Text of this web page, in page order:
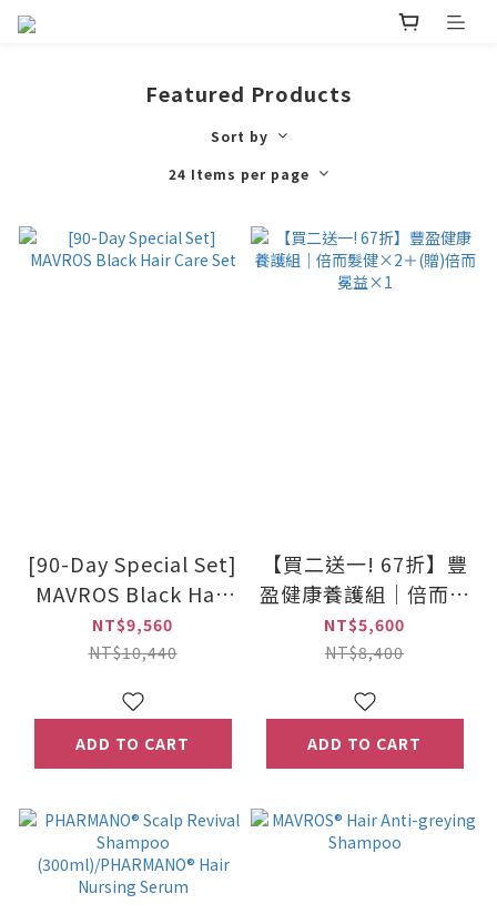
Featured Products
Sort by
24 Items per page
[90-Day Special Set]
MAVROS Black Hair
Care Set
NT$9,560
NT$10,440
ADD TO CART
【買二送一! 67折】豐
盈健康養護組｜倍而髮
健×2＋(贈)倍而冕益
×1
NT$5,600
NT$8,400
ADD TO CART